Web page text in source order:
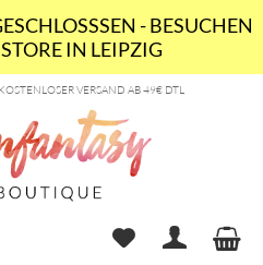
- BESUCHEN
IN LEIPZIG
KOSTENLOSER VERSAND AB 49€ DTL